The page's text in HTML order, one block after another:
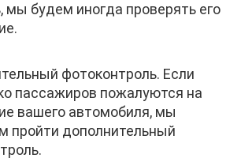
мы будем иногда проверять его
фотоконтроль. Если
пассажиров пожалуются на
вашего автомобиля, мы
пройти дополнительный